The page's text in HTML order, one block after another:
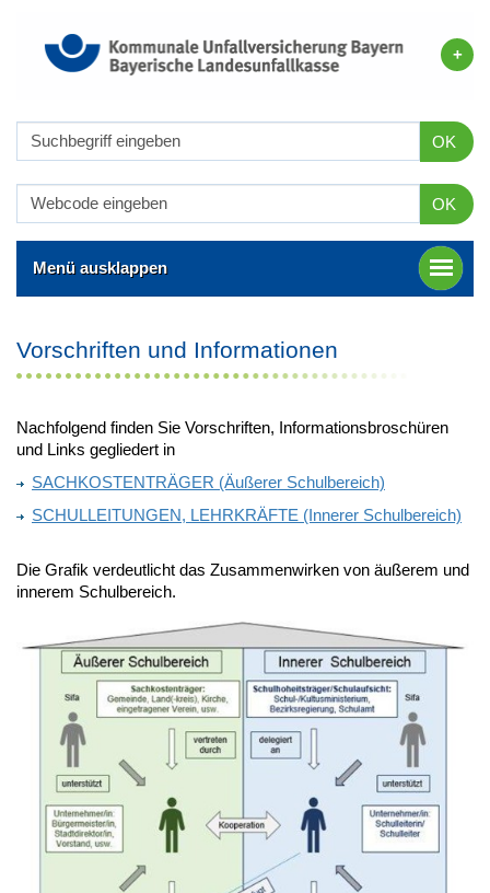
OK
OK
Menü ausklappen
Vorschriften und Informationen
Nachfolgend finden Sie Vorschriften, Informationsbroschüren
und Links gegliedert in
SACHKOSTENTRÄGER (Äußerer Schulbereich)
SCHULLEITUNGEN, LEHRKRÄFTE (Innerer Schulbereich)
Die Grafik verdeutlicht das Zusammenwirken von äußerem und
innerem Schulbereich.